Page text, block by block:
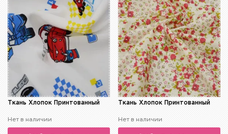
Ткань Хлопок Принтованный
Нет в наличии
Ткань Хлопок Принтованный
Нет в наличии